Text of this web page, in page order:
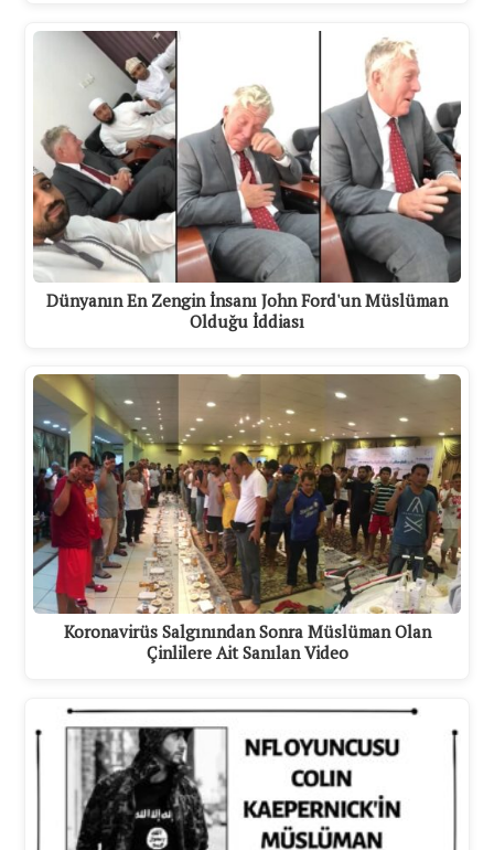
Dünyanın En Zengin İnsanı John Ford'un Müslüman
Olduğu İddiası
Koronavirüs Salgınından Sonra Müslüman Olan
Çinlilere Ait Sanılan Video